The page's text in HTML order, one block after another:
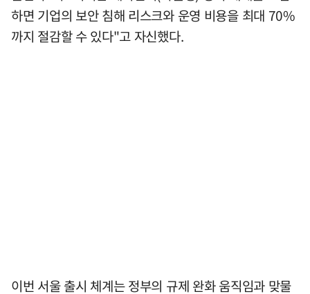
하면 기업의 보안 침해 리스크와 운영 비용을 최대 70%
까지 절감할 수 있다"고 자신했다.
이번 서울 출시 체계는 정부의 규제 완화 움직임과 맞물